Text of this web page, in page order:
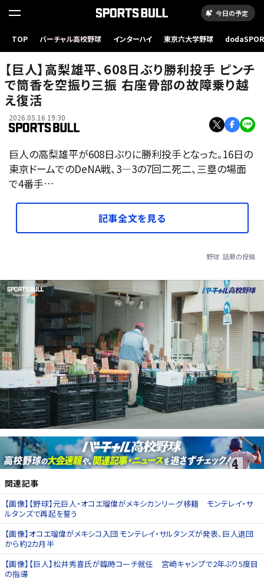
今日の予定
TOP バーチャル高校野球 インターハイ 東京六大学野球
高梨雄平投手インスタグラム(@yuheitakanashi)より
【巨人】高梨雄平、608日ぶり勝利投手 ピンチ
で筒香を空振り三振 右座骨部の故障乗り越
え復活
2026.05.16 19:30
巨人の高梨雄平が608日ぶりに勝利投手となった。16日の
東京ドームでのDeNA戦、3―3の7回二死二、三塁の場面
で4番手…
記事全文を見る
野球 話題の投稿
関連記事
【画像】【野球】元巨人・オコエ瑠偉がメキシカンリーグ移籍 モンテレイ・サ
ルタンズで再起を誓う
【画像】オコエ瑠偉がメキシコ入団 モンテレイ・サルタンズが発表、巨人退団
から約2カ月半
【画像】【巨人】松井秀喜氏が臨時コーチ就任 宮崎キャンプで2年ぶり5度目
の指導